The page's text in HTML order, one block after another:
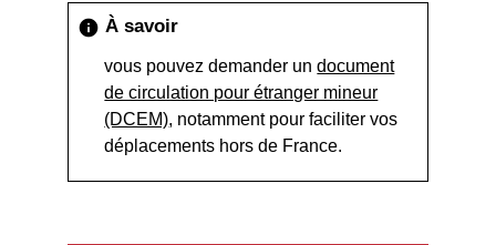
info À savoir
vous pouvez demander undocument
de circulation pour étranger mineur
(DCEM), notamment pour faciliter vos
déplacements hors de France.